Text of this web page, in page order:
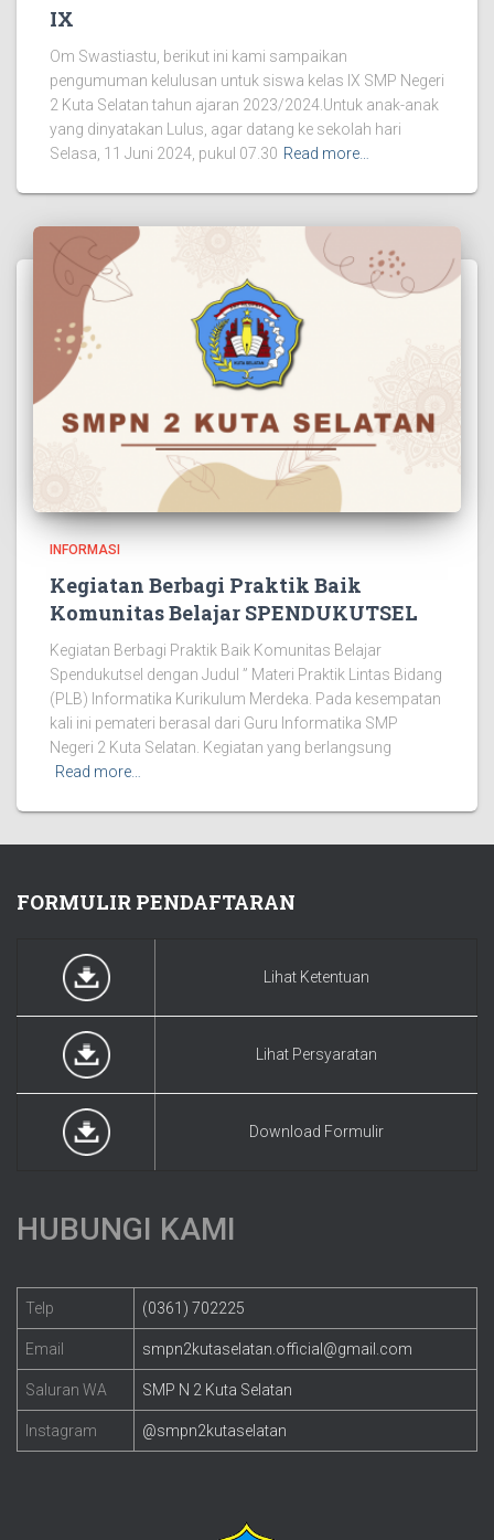
IX
Om Swastiastu, berikut ini kami sampaikan
pengumuman kelulusan untuk siswa kelas IX SMP Negeri
2 Kuta Selatan tahun ajaran 2023/2024.Untuk anak-anak
yang dinyatakan Lulus, agar datang ke sekolah hari
Selasa, 11 Juni 2024, pukul 07.30 Read more…
INFORMASI
Kegiatan Berbagi Praktik Baik
Komunitas Belajar SPENDUKUTSEL
Kegiatan Berbagi Praktik Baik Komunitas Belajar
Spendukutsel dengan Judul ” Materi Praktik Lintas Bidang
(PLB) Informatika Kurikulum Merdeka. Pada kesempatan
kali ini pemateri berasal dari Guru Informatika SMP
Negeri 2 Kuta Selatan. Kegiatan yang berlangsung
Read more…
FORMULIR PENDAFTARAN
Lihat Ketentuan
Lihat Persyaratan
Download Formulir
HUBUNGI KAMI
Telp (0361) 702225
Email smpn2kutaselatan.official@gmail.com
Saluran WA SMP N 2 Kuta Selatan
Instagram @smpn2kutaselatan